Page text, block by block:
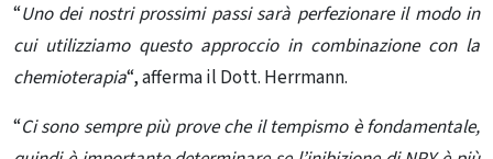
“Uno dei nostri prossimi passi sarà perfezionare il modo in
cui utilizziamo questo approccio in combinazione con la
chemioterapia“, afferma il Dott. Herrmann.
“Ci sono sempre più prove che il tempismo è fondamentale,